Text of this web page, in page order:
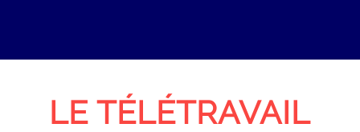
LE TÉLÉTRAVAIL